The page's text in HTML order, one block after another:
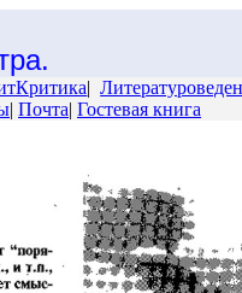
|
| Почта| Гостевая книга